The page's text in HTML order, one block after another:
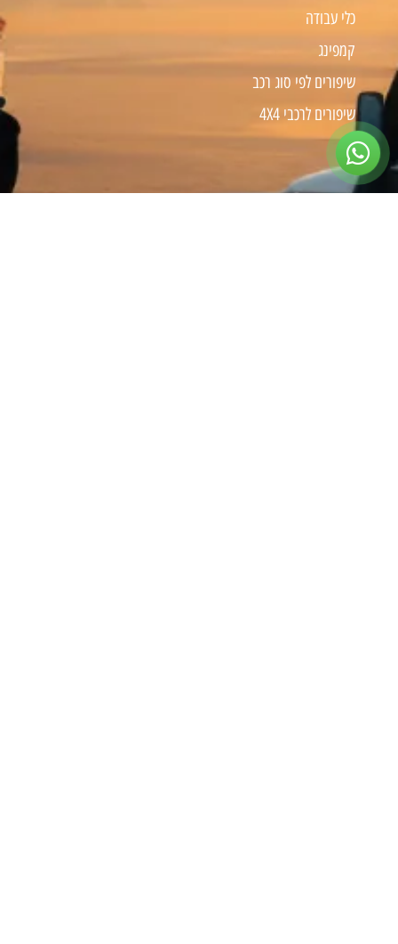
כלי עבודה
קמפינג
שיפורים לפי סוג רכב
שיפורים לרכבי 4X4